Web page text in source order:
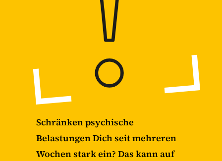
Schränken psychische
Belastungen Dich seit mehreren
Wochen stark ein? Das kann auf